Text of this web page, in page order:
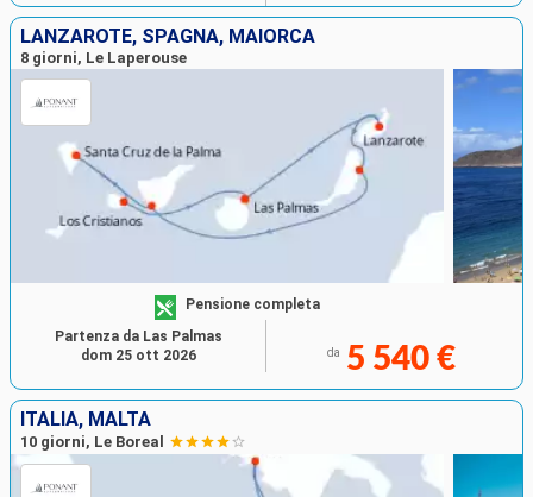
LANZAROTE, SPAGNA, MAIORCA
8 giorni, Le Laperouse
Pensione completa
da 5 540 €
Partenza da Las Palmas
dom 25 ott 2026
ITALIA, MALTA
10 giorni, Le Boreal